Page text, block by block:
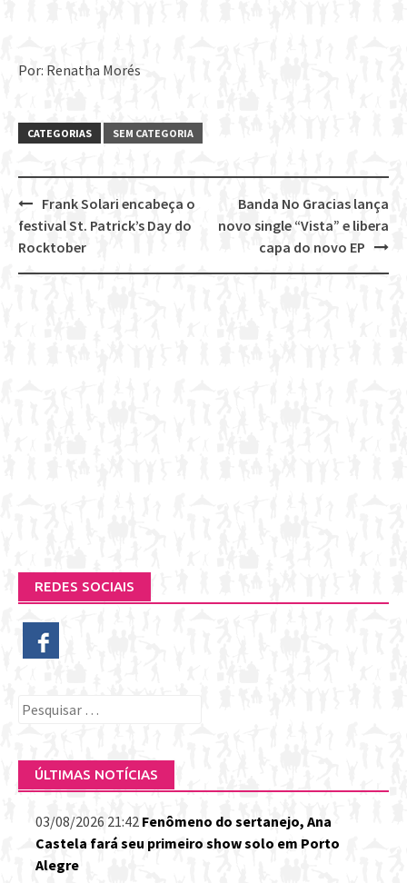
Por: Renatha Morés
CATEGORIAS SEM CATEGORIA
Post
navigation
Banda No Gracias lança
novo single “Vista” e libera
capa do novo EP
Frank Solari encabeça o
festival St. Patrick’s Day do
Rocktober
REDES SOCIAIS
Pesquisar
ÚLTIMAS NOTÍCIAS
03/08/2026 21:42 Fenômeno do sertanejo, Ana
Castela fará seu primeiro show solo em Porto
Alegre